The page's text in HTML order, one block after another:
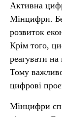
Активна
Мінцифри.
розвиток
Крім того,
реагувати
Тому
цифрові
Мінцифри